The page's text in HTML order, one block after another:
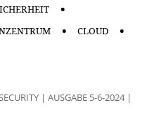
CLOUD
| AUSGABE 5-6-2024|